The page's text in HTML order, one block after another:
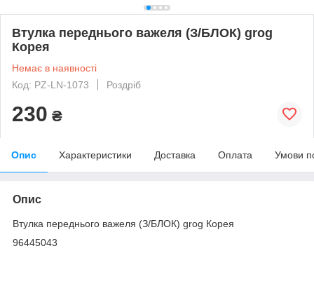
Втулка переднього важеля (З/БЛОК) grog
Корея
Немає в наявності
Код: PZ-LN-1073
Роздріб
230 ₴
Опис Характеристики Доставка Оплата Умови
Опис
Втулка переднього важеля (З/БЛОК) grog Корея
96445043